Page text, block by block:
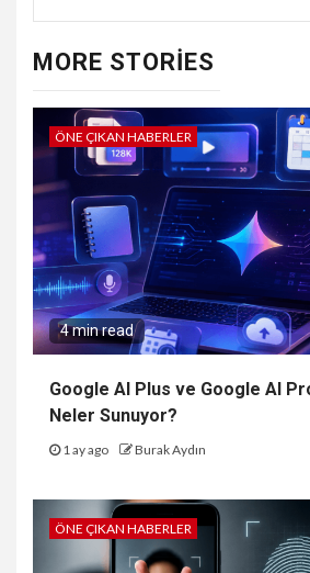
MORE STORIES
ÖNE ÇIKAN HABERLER
4 min read
Google AI Plus ve Google AI
Neler Sunuyor?
1 ay ago Burak Aydın
ÖNE ÇIKAN HABERLER